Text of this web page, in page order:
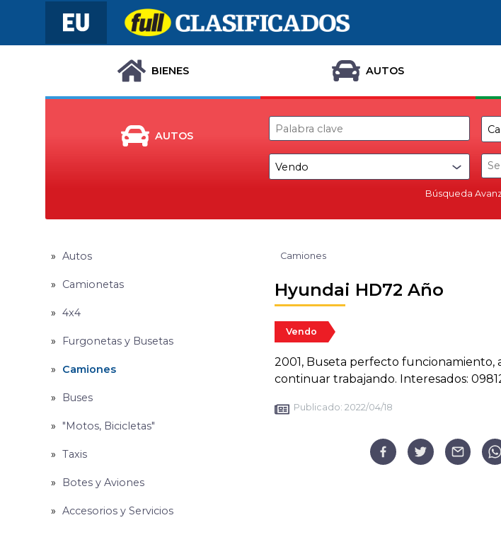
BIENES AUTOS
AUTOS
Búsqueda
Autos
Camionetas
4x4
Furgonetas y Busetas
Camiones
Buses
"Motos, Bicicletas"
Taxis
Botes y Aviones
Accesorios y Servicios
Camiones
Hyundai HD72 Año
Vendo
2001, Buseta perfecto funcionamiento,
continuar trabajando. Interesados:
Publicado: 2022/04/18